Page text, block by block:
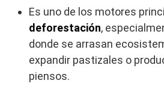
Es uno de los motores
deforestación,
donde se arrasan
expandir pastizales o
piensos.